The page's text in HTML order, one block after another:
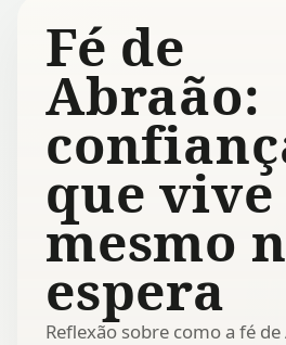
Fé de
Abraão:
que vive
mesmo
espera
Reflexão sobre como a fé